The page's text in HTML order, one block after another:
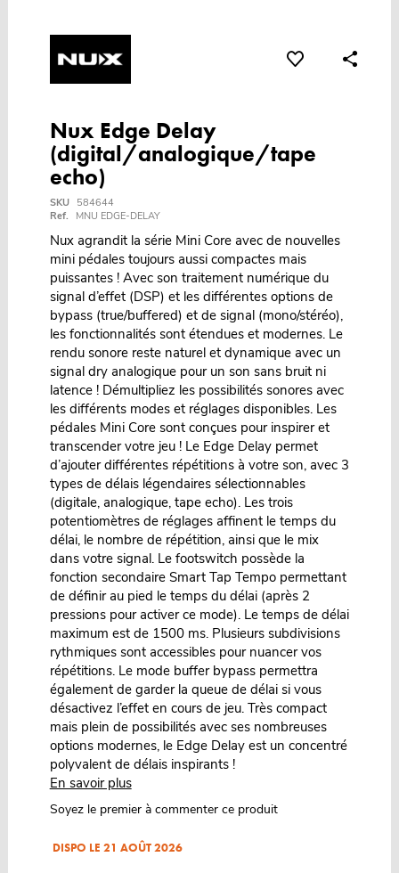
Nux Edge Delay
(digital/analogique/tape
echo)
SKU
584644
Ref.
MNU EDGE-DELAY
Nux agrandit la série Mini Core avec de nouvelles
mini pédales toujours aussi compactes mais
puissantes ! Avec son traitement numérique du
signal d’effet (DSP) et les différentes options de
bypass (true/buffered) et de signal (mono/stéréo),
les fonctionnalités sont étendues et modernes. Le
rendu sonore reste naturel et dynamique avec un
signal dry analogique pour un son sans bruit ni
latence ! Démultipliez les possibilités sonores avec
les différents modes et réglages disponibles. Les
pédales Mini Core sont conçues pour inspirer et
transcender votre jeu ! Le Edge Delay permet
d’ajouter différentes répétitions à votre son, avec 3
types de délais légendaires sélectionnables
(digitale, analogique, tape echo). Les trois
potentiomètres de réglages affinent le temps du
délai, le nombre de répétition, ainsi que le mix
dans votre signal. Le footswitch possède la
fonction secondaire Smart Tap Tempo permettant
de définir au pied le temps du délai (après 2
pressions pour activer ce mode). Le temps de délai
maximum est de 1500 ms. Plusieurs subdivisions
rythmiques sont accessibles pour nuancer vos
répétitions. Le mode buffer bypass permettra
également de garder la queue de délai si vous
désactivez l’effet en cours de jeu. Très compact
mais plein de possibilités avec ses nombreuses
options modernes, le Edge Delay est un concentré
polyvalent de délais inspirants !
En savoir plus
Soyez le premier à commenter ce produit
DISPO LE 21 AOÛT 2026